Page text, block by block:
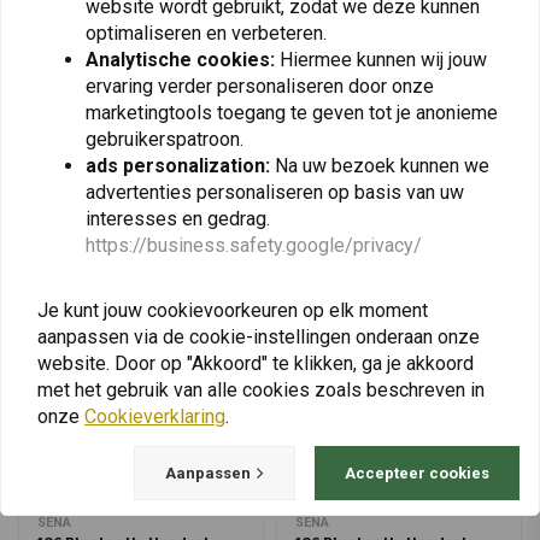
Headsetprofiel (HSP)
Handsfree profiel (HFP)
Geavanceerd audiodistributieprofiel (A2DP)
Audio Video Afstandsbedieningsprofiel (AVRCP)
CE, FCC, IC
Bluetooth-intercom: tot 2,0 km (1,2 mijl) op open terrein
Mesh-intercom: tot 2 km (1,2 mijl)* in open terrein*
rijders
Ondersteunt tot:
Bluetooth-intercom: 4 rijders
Groep Mesh Intercom: 24 renners
€299,00
View more
SENA SENA
website wordt gebruikt, zodat we deze kunnen
optimaliseren en verbeteren.
Analytische cookies: Hiermee kunnen wij jouw
ervaring verder personaliseren door onze
marketingtools toegang te geven tot je anonieme
gebruikerspatroon.
ads personalization: Na uw bezoek kunnen we
advertenties personaliseren op basis van uw
interesses en gedrag.
https://business.safety.google/privacy/
Je kunt jouw cookievoorkeuren op elk moment
aanpassen via de cookie-instellingen onderaan onze
website. Door op "Akkoord" te klikken, ga je akkoord
met het gebruik van alle cookies zoals beschreven in
onze Cookieverklaring.
Aanpassen Accepteer cookies